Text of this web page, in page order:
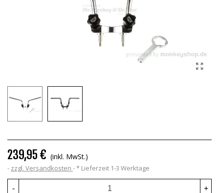
239,95 € (inkl. MwSt.)
zzgl. Versandkosten * Lieferzeit 1-3 Werktage
- +